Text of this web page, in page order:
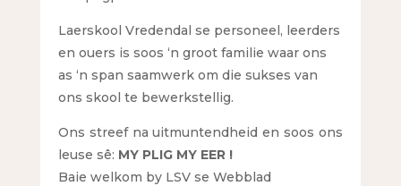
Laerskool Vredendal se personeel, leerders
en ouers is soos ‘n groot familie waar ons
as ‘n span saamwerk om die sukses van
ons skool te bewerkstellig.
Ons streef na uitmuntendheid en soos ons
leuse sê: MY PLIG MY EER !
Baie welkom by LSV se Webblad